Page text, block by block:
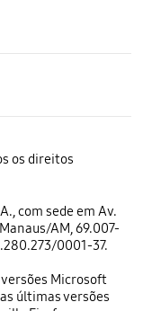
os direitos
com sede em Av.
AM, 69.007-
0001-37.
Microsoft
últimas versões